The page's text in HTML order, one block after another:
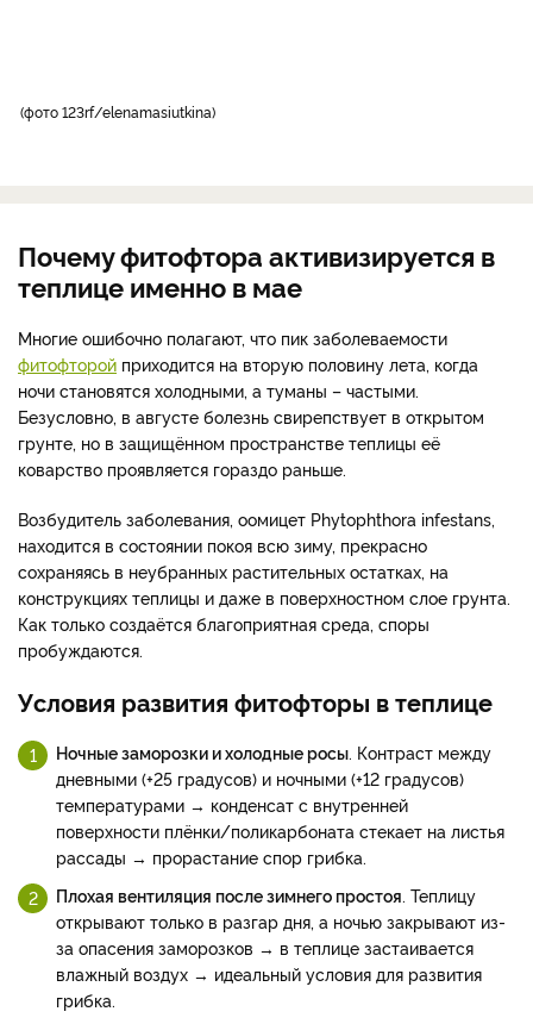
фото 123rf/elenamasiutkina
Почему фитофтора активизируется в
теплице именно в мае
Многие ошибочно полагают, что пик заболеваемости
фитофторой приходится на вторую половину лета, когда
ночи становятся холодными, а туманы – частыми.
Безусловно, в августе болезнь свирепствует в открытом
грунте, но в защищённом пространстве теплицы её
коварство проявляется гораздо раньше.
Возбудитель заболевания, оомицет Phytophthora infestans,
находится в состоянии покоя всю зиму, прекрасно
сохраняясь в неубранных растительных остатках, на
конструкциях теплицы и даже в поверхностном слое грунта.
Как только создаётся благоприятная среда, споры
пробуждаются.
Условия развития фитофторы в теплице
Ночные заморозки и холодные росы . Контраст между
дневными (+25 градусов) и ночными (+12 градусов)
температурами → конденсат с внутренней
поверхности плёнки/поликарбоната стекает на листья
рассады → прорастание спор грибка.
Плохая вентиляция после зимнего простоя . Теплицу
открывают только в разгар дня, а ночью закрывают из-
за опасения заморозков → в теплице застаивается
влажный воздух → идеальный условия для развития
грибка.